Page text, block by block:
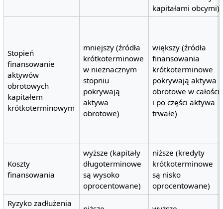
kapitałami obcymi)
Stopień
finansowanie
aktywów
obrotowych
kapitałem
krótkoterminowym
mniejszy (źródła
krótkoterminowe
w nieznacznym
stopniu
pokrywają
aktywa
obrotowe)
większy (źródła
finansowania
krótkoterminowe
pokrywają aktywa
obrotowe w całości
i po części aktywa
trwałe)
Koszty
finansowania
wyższe (kapitały
długoterminowe
są wysoko
oprocentowane)
niższe (kredyty
krótkoterminowe
są nisko
oprocentowane)
Ryzyko zadłużenia